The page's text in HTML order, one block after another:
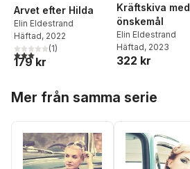
Arvet efter Hilda
Elin Eldestrand
Häftad, 2022
3,0utav 5 stjärnor. Totalt antal röster:
(1)
179 kr
Kräftskiva med
önskemål
Elin Eldestrand
Häftad, 2023
322 kr
Mer från samma serie